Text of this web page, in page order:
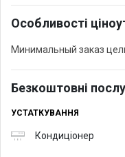
Особливості
Минимальный заказ
Безкоштовні
УСТАТКУВАННЯ
Кондиціонер